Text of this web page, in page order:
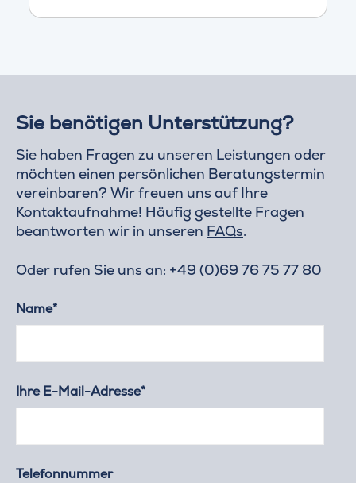
Sie benötigen Unterstützung?
Sie haben Fragen zu unseren Leistungen oder
möchten einen persönlichen Beratungstermin
vereinbaren? Wir freuen uns auf Ihre
Kontaktaufnahme! Häufig gestellte Fragen
beantworten wir in unseren FAQs.
Oder rufen Sie uns an: +49 (0)69 76 75 77 80
Name*
Ihre E-Mail-Adresse*
Telefonnummer